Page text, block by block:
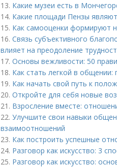
13. Какие музеи есть в
14. Какие площади Пензы
15. Как самооценки формируют
16. Связь субъективного
влияет на преодоление
17. Основы вежливости: 50
18. Как стать легкой в
19. Как начать свой путь к
20. Откройте для себя новые
21. Взросление вместе:
22. Улучшите свои навыки
взаимоотношений
23. Как построить успешные
24. Разговор как искусство: 3
25. Разговор как искусство: